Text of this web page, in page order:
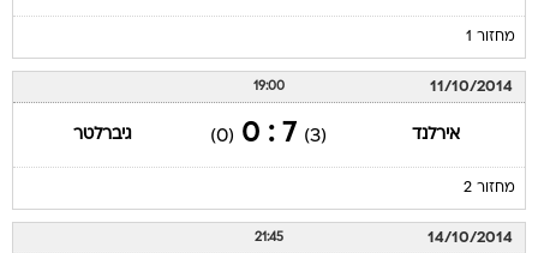
מחזור 1
11/10/2014
19:00
אירלנד (3)
7 : 0
(0) גיברלטר
מחזור 2
14/10/2014
21:45